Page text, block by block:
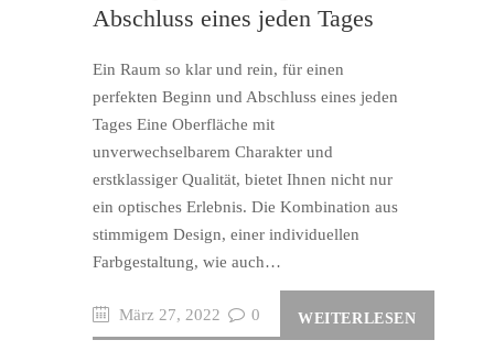
Abschluss eines jeden Tages
Ein Raum so klar und rein, für einen
perfekten Beginn und Abschluss eines jeden
Tages Eine Oberfläche mit
unverwechselbarem Charakter und
erstklassiger Qualität, bietet Ihnen nicht nur
ein optisches Erlebnis. Die Kombination aus
stimmigem Design, einer individuellen
Farbgestaltung, wie auch…
März 27, 2022 0 WEITERLESEN